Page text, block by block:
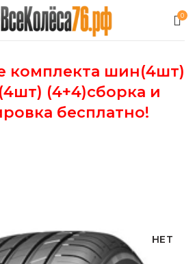
0
комплекта шин(4шт)
(4+4)сборка и
бесплатно!
НЕТ